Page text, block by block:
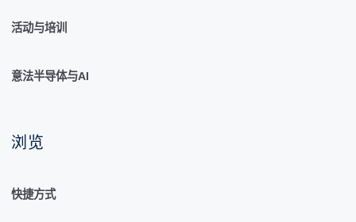
活动与培训
意法半导体与AI
浏览
快捷方式